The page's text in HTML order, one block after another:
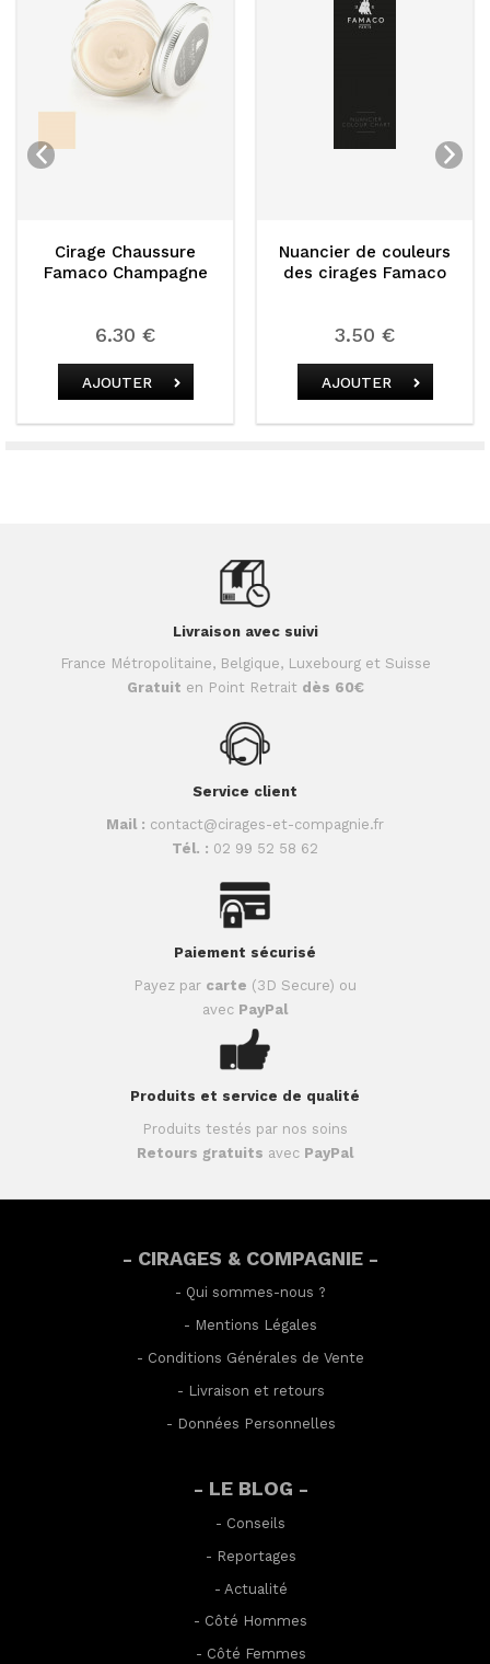
Cirage Chaussure
Famaco Champagne
6.30 €
AJOUTER
Nuancier de couleurs
des cirages Famaco
3.50 €
AJOUTER
Livraison avec suivi
France Métropolitaine, Belgique, Luxebourg et Suisse
Gratuit en Point Retrait dès 60€
Service client
Mail : contact@cirages-et-compagnie.fr
Tél. : 02 99 52 58 62
Paiement sécurisé
Payez par carte (3D Secure) ou
avec PayPal
Produits et service de qualité
Produits testés par nos soins
Retours gratuits avec PayPal
- CIRAGES & COMPAGNIE -
- Qui sommes-nous ?
- Mentions Légales
- Conditions Générales de Vente
- Livraison et retours
- Données Personnelles
- LE BLOG -
- Conseils
- Reportages
- Actualité
- Côté Hommes
- Côté Femmes